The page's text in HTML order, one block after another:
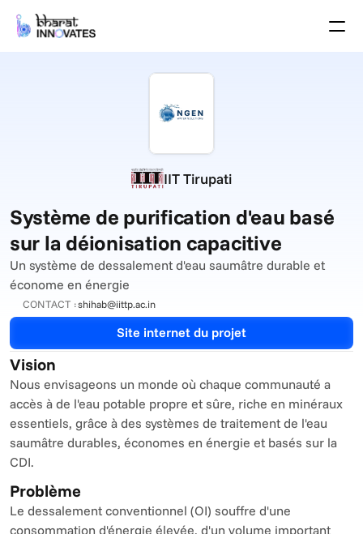
Lieu de l'événement
Plan du site
Événements passés
Select Language
IIT Tirupati
Système de purification d'eau basé
sur la déionisation capacitive
Un système de dessalement d'eau saumâtre durable et
économe en énergie
CONTACT :shihab@iittp.ac.in
Site internet du projet
Vision
Nous envisageons un monde où chaque communauté a
accès à de l'eau potable propre et sûre, riche en minéraux
essentiels, grâce à des systèmes de traitement de l'eau
saumâtre durables, économes en énergie et basés sur la
CDI.
Problème
Le dessalement conventionnel (OI) souffre d'une
consommation d'énergie élevée, d'un volume important